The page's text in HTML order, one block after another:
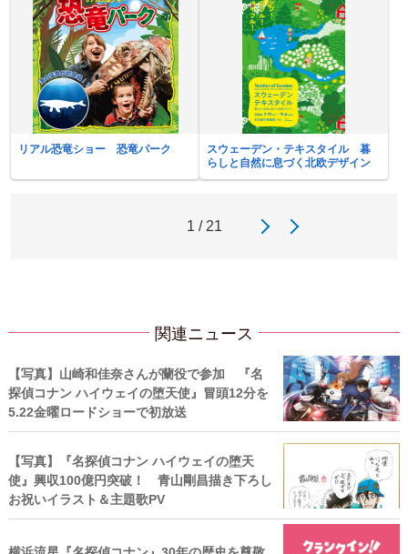
リアル恐竜ショー 恐竜パーク
スウェーデン・テキスタイル 暮
らしと自然に息づく北欧デザイン
1 / 21
関連ニュース
【写真】山崎和佳奈さんが蘭役で参加 『名
探偵コナン ハイウェイの堕天使』冒頭12分を
5.22金曜ロードショーで初放送
【写真】『名探偵コナン ハイウェイの堕天
使』興収100億円突破！ 青山剛昌描き下ろし
お祝いイラスト＆主題歌PV